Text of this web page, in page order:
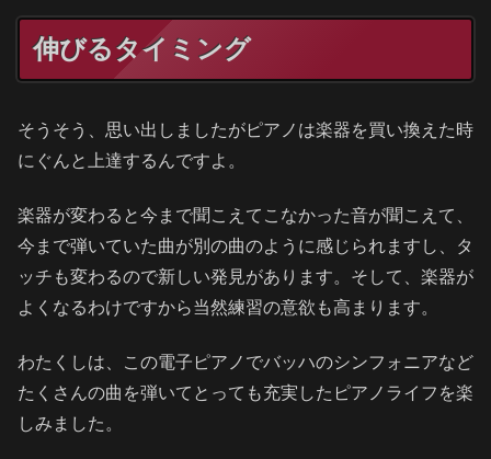
伸びるタイミング
そうそう、思い出しましたがピアノは楽器を買い換えた時
にぐんと上達するんですよ。
楽器が変わると今まで聞こえてこなかった音が聞こえて、
今まで弾いていた曲が別の曲のように感じられますし、タ
ッチも変わるので新しい発見があります。そして、楽器が
よくなるわけですから当然練習の意欲も高まります。
わたくしは、この電子ピアノでバッハのシンフォニアなど
たくさんの曲を弾いてとっても充実したピアノライフを楽
しみました。